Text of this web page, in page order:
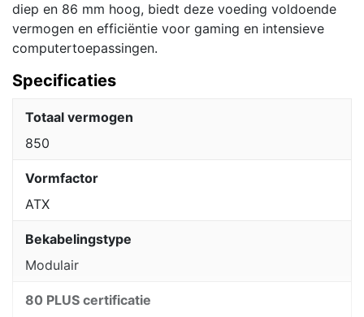
diep en 86 mm hoog, biedt deze voeding voldoende
vermogen en efficiëntie voor gaming en intensieve
computertoepassingen.
Specificaties
Totaal vermogen
850
Vormfactor
ATX
Bekabelingstype
Modulair
80 PLUS certificatie